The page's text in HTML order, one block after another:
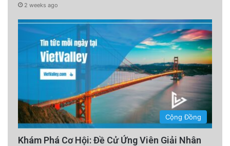
2 weeks ago
Cộng Đồng
Khám Phá Cơ Hội: Đề Cử Ứng Viên Giải Nhân